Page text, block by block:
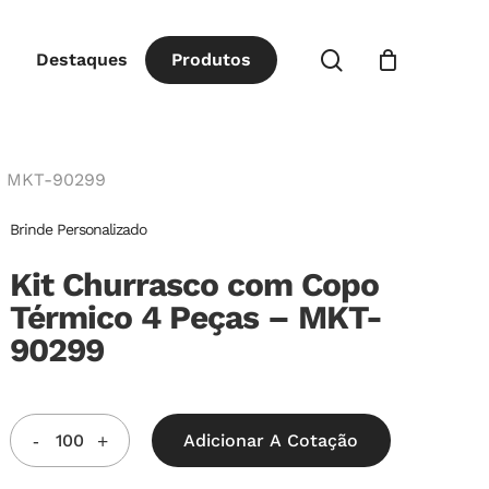
Destaques Produtos procurar
MKT-90299
Brinde Personalizado
Kit Churrasco com Copo
Térmico 4 Peças – MKT-
90299
Adicionar A Cotação